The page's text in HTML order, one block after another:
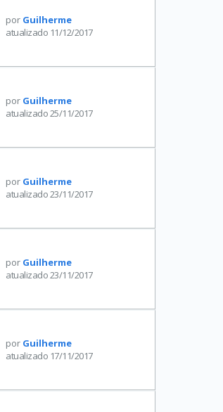
por Guilherme
atualizado 11/12/2017
por Guilherme
atualizado 25/11/2017
por Guilherme
atualizado 23/11/2017
por Guilherme
atualizado 23/11/2017
por Guilherme
atualizado 17/11/2017